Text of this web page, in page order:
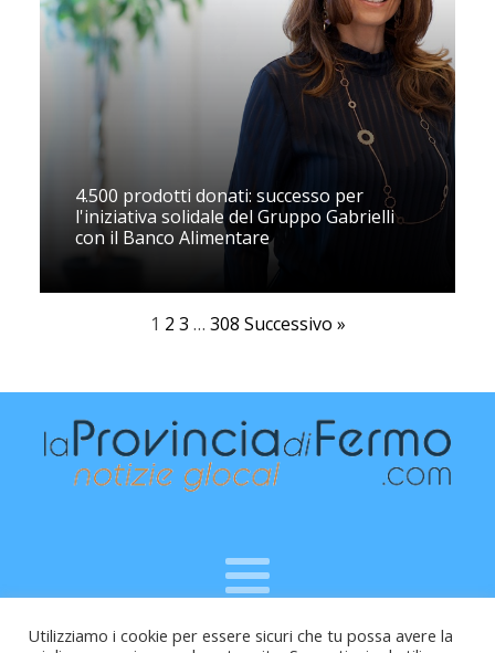
4.500 prodotti donati: successo per
l'iniziativa solidale del Gruppo Gabrielli
con il Banco Alimentare
1 2 3 … 308 Successivo »
Raffaele Vitali - via Leopardi 10 - 61121 Pesaro (PU) -
Utilizziamo i cookie per essere sicuri che tu possa avere la